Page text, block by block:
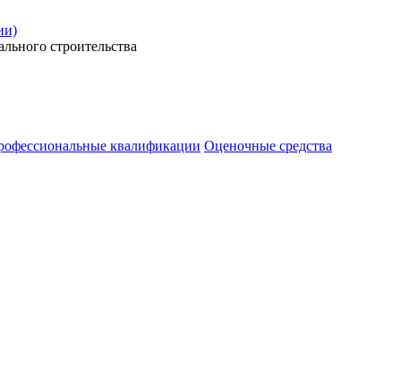
строительства
квалификации Оценочные средства